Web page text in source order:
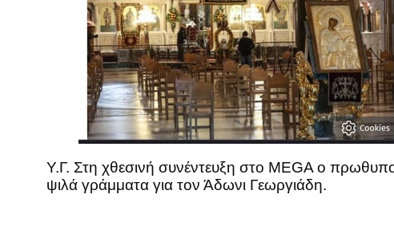
Υ.Γ. Στη χθεσινή συνέντευξη στο MEGA ο
ψιλά γράμματα για τον Άδωνι Γεωργιάδη.